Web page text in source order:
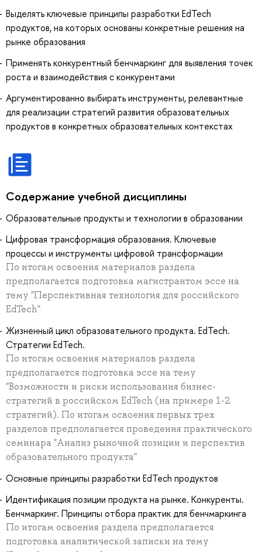
Выделять ключевые принципы разработки EdTech
продуктов, на которых основаны конкретные решения на
рынке образования
Применять конкурентный бенчмаркинг для выявления точек
роста и взаимодействия с конкурентами
Аргументированно выбирать инструменты, релевантные
для реализации стратегий развития образовательных
продуктов в конкретных образовательных контекстах
Содержание учебной дисциплины
Образовательные продукты и технологии в образовании
Цифровая трансформация образования. Ключевые
процессы и инструменты цифровой трансформации
По итогам освоения материалов раздела
предполагается подготовка магистрантом эссе на
тему "Перспективная технология для российского
EdTech"
Жизненный цикл образовательного продукта. EdTech.
Стратегии EdTech.
По итогам освоения материалов раздела
предполагается подготовка эссе на тему
"Возможности и риски использования бизнес-
стратегий в российском EdTech (на примере 1-2
стратегий). По итогам освоения первых трех
разделов предполагается проведения практического
семинара "Анализ рыночной позиции и перспектив
образовательного продукта"
Основные принципы разработки EdTech продуктов
Идентификация позиции продукта на рынке. Конкуренты.
Бенчмаркинг. Принципы отбора практик для бенчмаркинга
По итогам освоения раздела предполагается
подготовка аналитической записки на тему